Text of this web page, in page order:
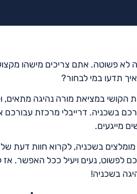
לא פשוטה. אתם צריכים מישהו
תדעו במי לבחור?
הקושי במציאת מורה נהיגה מתאים,
בשכניה. דרייבלי מרכזת
מייגעים.
מומלצים בשכניה, לקרוא חוות דעת
לפשוט, נעים ויעיל ככל האפשר.
בשכניה!